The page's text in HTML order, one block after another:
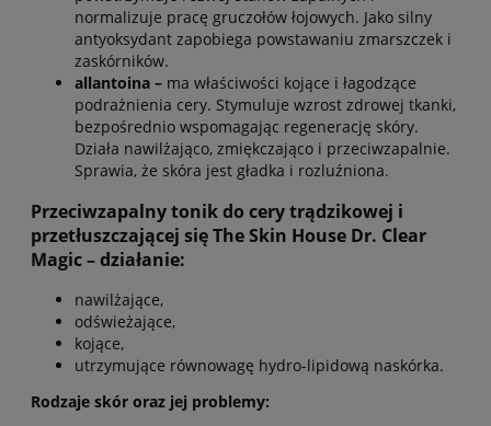
normalizuje pracę gruczołów łojowych. Jako silny
antyoksydant zapobiega powstawaniu zmarszczek i
zaskórników.
allantoina – ma właściwości kojące i łagodzące
podrażnienia cery. Stymuluje wzrost zdrowej tkanki,
bezpośrednio wspomagając regenerację skóry.
Działa nawilżająco, zmiękczająco i przeciwzapalnie.
Sprawia, że skóra jest gładka i rozluźniona.
Przeciwzapalny tonik do cery trądzikowej i
przetłuszczającej się The Skin House Dr. Clear
Magic – działanie:
nawilżające,
odświeżające,
kojące,
utrzymujące równowagę hydro-lipidową naskórka.
Rodzaje skór oraz jej problemy: